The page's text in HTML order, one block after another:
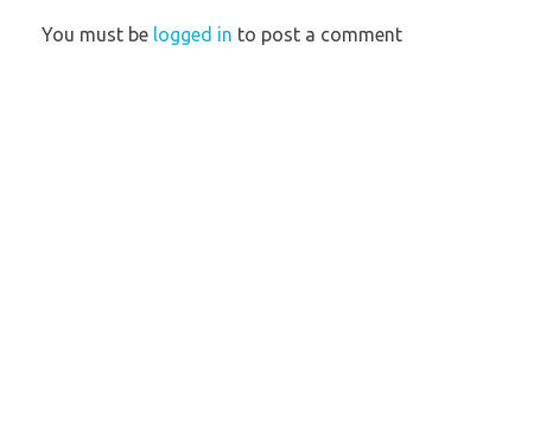
You must be logged in to post a comment